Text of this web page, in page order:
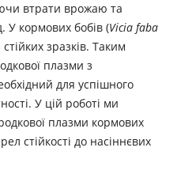
втрати врожаю та
У кормових бобів (Vicia faba
зразків. Таким
плазми з
для успішного
У цій роботі ми
плазми кормових
стійкості до насіннєвих